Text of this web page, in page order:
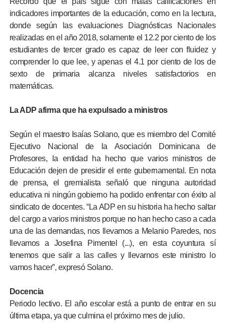
indicadores importantes de la educación, como en la lectura,
donde según las evaluaciones Diagnósticas Nacionales
realizadas en el año 2018, solamente el 12.2 por ciento de los
estudiantes de tercer grado es capaz de leer con fluidez y
comprender lo que lee, y apenas el 4.1 por ciento de los de
sexto de primaria alcanza niveles satisfactorios en
matemáticas.
La ADP afirma que ha expulsado a ministros
Según el maestro Isaías Solano, que es miembro del Comité
Ejecutivo Nacional de la Asociación Dominicana de
Profesores, la entidad ha hecho que varios ministros de
Educación dejen de presidir el ente gubernamental. En nota
de prensa, el gremialista señaló que ninguna autoridad
educativa ni ningún gobierno ha podido enfrentar con éxito al
sindicato de docentes. “La ADP en su historia ha hecho saltar
del cargo a varios ministros porque no han hecho caso a cada
una de las demandas, nos llevamos a Melanio Paredes, nos
llevamos a Josefina Pimentel (...), en esta coyuntura sí
tenemos que salir a las calles y llevarnos este ministro lo
vamos hacer”, expresó Solano.
Docencia
Periodo lectivo. El año escolar está a punto de entrar en su
última etapa, ya que culmina el próximo mes de julio.